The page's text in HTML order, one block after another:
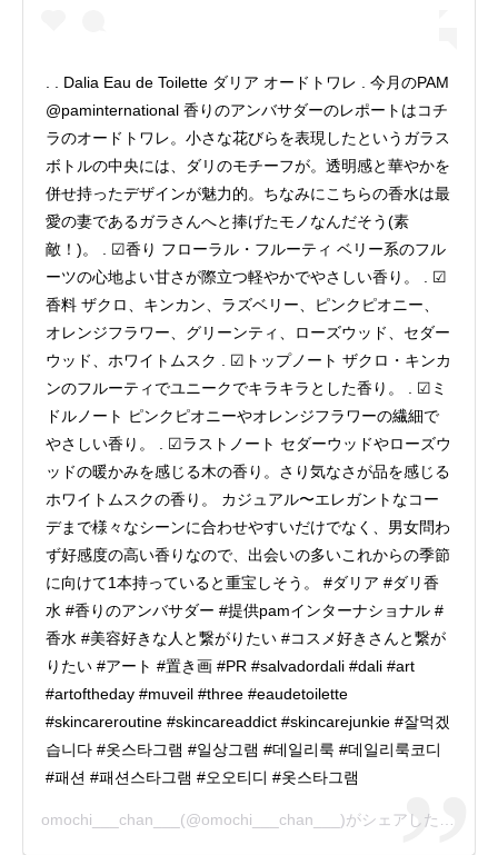
. . Dalia Eau de Toilette ダリア オードトワレ . 今月のPAM
@paminternational 香りのアンバサダーのレポートはコチ
ラのオードトワレ。小さな花びらを表現したというガラス
ボトルの中央には、ダリのモチーフが。透明感と華やかを
併せ持ったデザインが魅力的。ちなみにこちらの香水は最
愛の妻であるガラさんへと捧げたモノなんだそう(素
敵！)。 . ☑香り フローラル・フルーティ ベリー系のフル
ーツの心地よい甘さが際立つ軽やかでやさしい香り。 . ☑
香料 ザクロ、キンカン、ラズベリー、ピンクピオニー、
オレンジフラワー、グリーンティ、ローズウッド、セダー
ウッド、ホワイトムスク . ☑トップノート ザクロ・キンカ
ンのフルーティでユニークでキラキラとした香り。 . ☑ミ
ドルノート ピンクピオニーやオレンジフラワーの繊細で
やさしい香り。 . ☑ラストノート セダーウッドやローズウ
ッドの暖かみを感じる木の香り。さり気なさが品を感じる
ホワイトムスクの香り。 カジュアル〜エレガントなコー
デまで様々なシーンに合わせやすいだけでなく、男女問わ
ず好感度の高い香りなので、出会いの多いこれからの季節
に向けて1本持っていると重宝しそう。 #ダリア #ダリ香
水 #香りのアンバサダー #提供pamインターナショナル #
香水 #美容好きな人と繋がりたい #コスメ好きさんと繋が
りたい #アート #置き画 #PR #salvadordali #dali #art
#artoftheday #muveil #three #eaudetoilette
#skincareroutine #skincareaddict #skincarejunkie #잘먹겠
습니다 #옷스타그램 #일상그램 #데일리룩 #데일리룩코디
#패션 #패션스타그램 #오오티디 #옷스타그램
omochi___chan___ (@omochi___chan___)がシェアした投稿 –